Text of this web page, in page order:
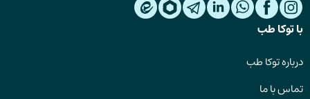
با توکا طب
درباره توکا طب
تماس با ما